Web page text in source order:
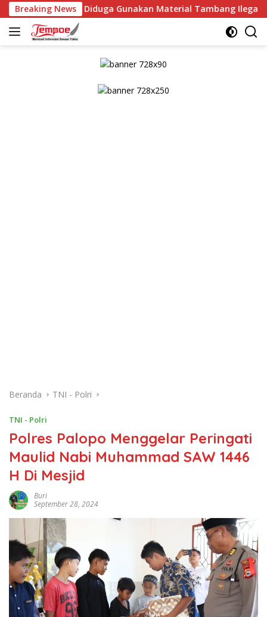
Langsung
ke
konten
Breaking News
Diduga Gunakan Material Tambang Ilegal
Beranda TNI - Polri
TNI - Polri
Polres Palopo Menggelar Peringati
Maulid Nabi Muhammad SAW 1446
H Di Mesjid
Buri
September 28, 2024